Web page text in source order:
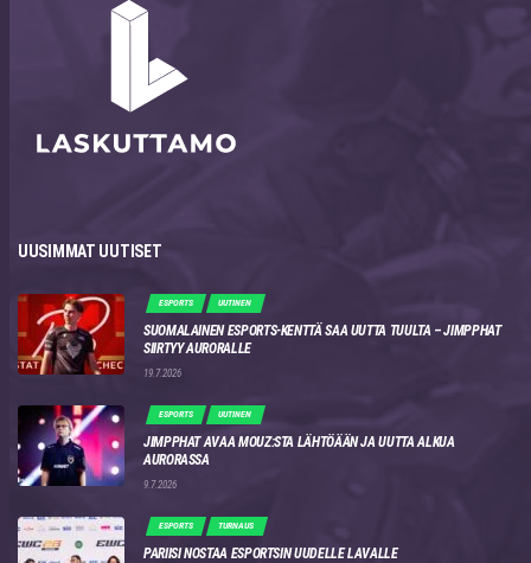
UUSIMMAT UUTISET
ESPORTS UUTINEN
SUOMALAINEN ESPORTS-KENTTÄ SAA UUTTA TUULTA – JIMPPHAT
SIIRTYY AURORALLE
19.7.2026
ESPORTS UUTINEN
JIMPPHAT AVAA MOUZ:STA LÄHTÖÄÄN JA UUTTA ALKUA
AURORASSA
9.7.2026
ESPORTS TURNAUS
PARIISI NOSTAA ESPORTSIN UUDELLE LAVALLE